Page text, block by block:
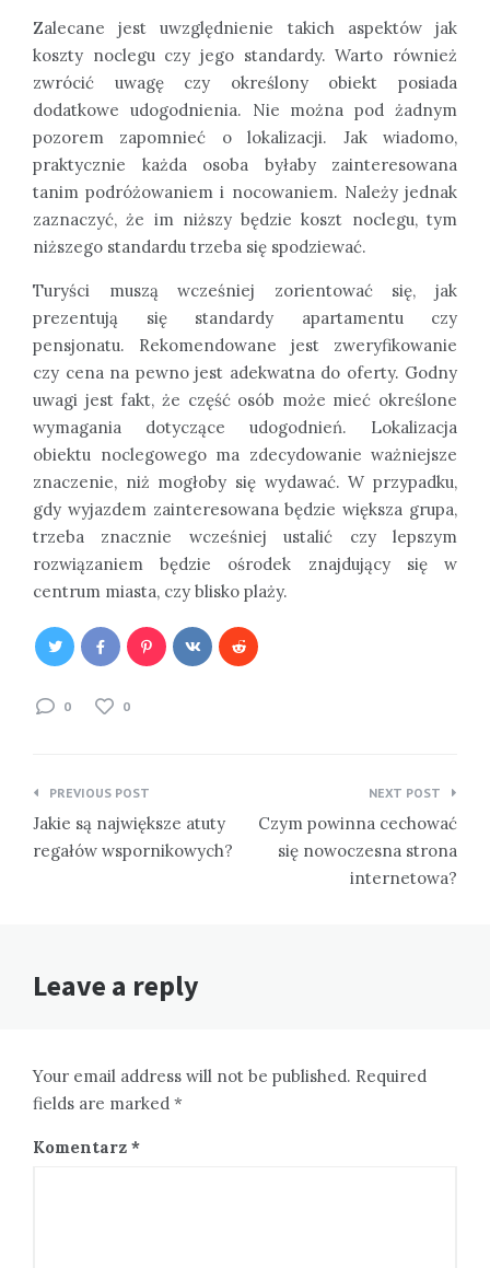
Zalecane jest uwzględnienie takich aspektów jak
koszty noclegu czy jego standardy. Warto również
zwrócić uwagę czy określony obiekt posiada
dodatkowe udogodnienia. Nie można pod żadnym
pozorem zapomnieć o lokalizacji. Jak wiadomo,
praktycznie każda osoba byłaby zainteresowana
tanim podróżowaniem i nocowaniem. Należy jednak
zaznaczyć, że im niższy będzie koszt noclegu, tym
niższego standardu trzeba się spodziewać.
Turyści muszą wcześniej zorientować się, jak
prezentują się standardy apartamentu czy
pensjonatu. Rekomendowane jest zweryfikowanie
czy cena na pewno jest adekwatna do oferty. Godny
uwagi jest fakt, że część osób może mieć określone
wymagania dotyczące udogodnień. Lokalizacja
obiektu noclegowego ma zdecydowanie ważniejsze
znaczenie, niż mogłoby się wydawać. W przypadku,
gdy wyjazdem zainteresowana będzie większa grupa,
trzeba znacznie wcześniej ustalić czy lepszym
rozwiązaniem będzie ośrodek znajdujący się w
centrum miasta, czy blisko plaży.
0 0
Nawigacja
wpisu
PREVIOUS POST
Jakie są największe atuty
regałów wspornikowych?
NEXT POST
Czym powinna cechować
się nowoczesna strona
internetowa?
Leave a reply
Your email address will not be published. Required
fields are marked *
Komentarz *